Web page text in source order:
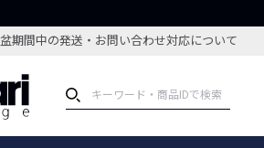
期間中の発送・お問い合わせ対応について